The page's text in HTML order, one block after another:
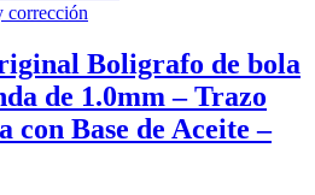
corrección
Boligrafo de bola
de 1.0mm – Trazo
con Base de Aceite –